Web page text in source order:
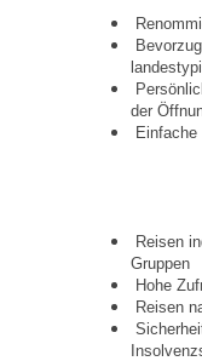
der
Reisen
Gruppen
Hohe
Reisen